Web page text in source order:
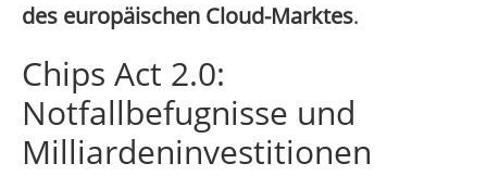
des europäischen Cloud-Marktes.
Chips Act 2.0:
Notfallbefugnisse und
Milliardeninvestitionen